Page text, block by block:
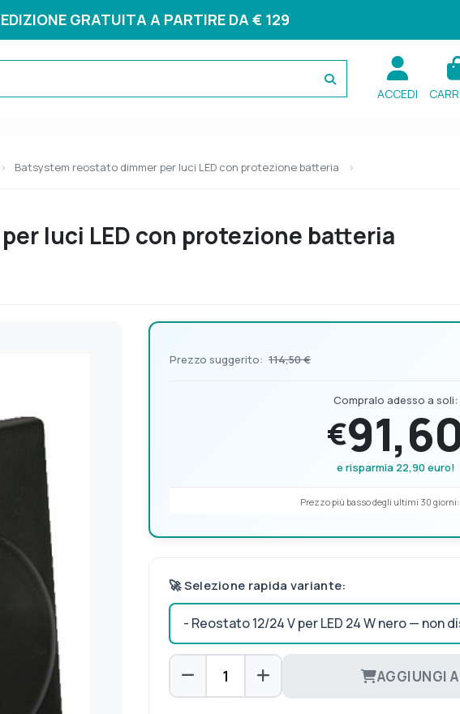
GRATUITA A PARTIRE DA € 129
ACCEDI
Batsystem reostato dimmer per luci LED con protezione batteria
luci LED con protezione batteria
Prezzo suggerito: 114,50 €
Compralo adesso a soli:
€
e risparmia 22,90 euro!
Prezzo più basso degli ultimi 30 giorni:
🚀 Selezione rapida variante:
AGGIUNGI